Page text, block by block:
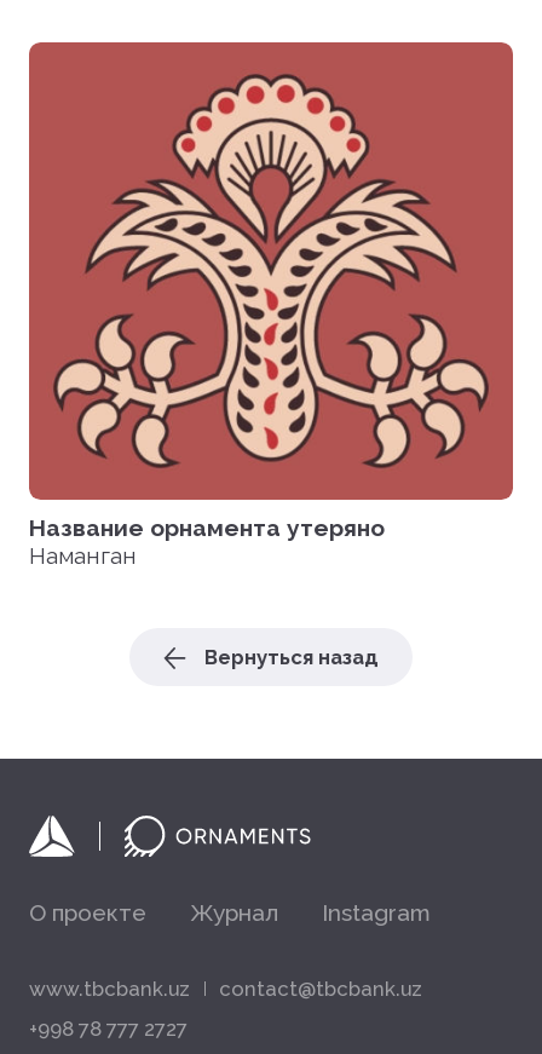
Название орнамента утеряно
Наманган
Вернуться назад
О проекте Журнал Instagram
www.tbcbank.uz
contact@tbcbank.uz
+998 78 777 2727